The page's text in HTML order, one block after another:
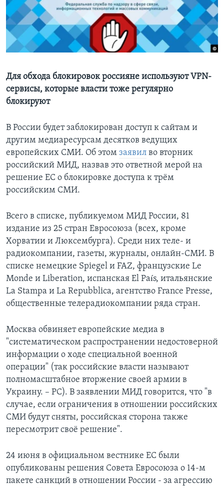
Learning English
СОЦИАЛЬНЫЕ СЕТИ
Языки
Для обхода блокировок россияне используют VPN-
сервисы, которые власти тоже регулярно
блокируют
В России будет заблокирован доступ к сайтам и
другим медиаресурсам десятков ведущих
европейских СМИ. Об этом заявил во вторник
российский МИД, назвав это ответной мерой на
решение ЕС о блокировке доступа к трём
российским СМИ.
Всего в списке, публикуемом МИД России, 81
издание из 25 стран Евросоюза (всех, кроме
Хорватии и Люксембурга). Среди них теле- и
радиокомпании, газеты, журналы, онлайн-СМИ. В
списке немецкие Spiegel и FAZ, французские Le
Monde и Liberation, испанская El País, итальянские
La Stampa и La Repubblica, агентство France Presse,
общественные телерадиокомпании ряда стран.
Москва обвиняет европейские медиа в
"систематическом распространении недостоверной
информации о ходе специальной военной
операции" (так российские власти называют
полномасштабное вторжение своей армии в
Украину. – РС). В заявлении МИД говорится, что "в
случае, если ограничения в отношении российских
СМИ будут сняты, российская сторона также
пересмотрит своё решение".
24 июня в официальном вестнике ЕС были
опубликованы решения Совета Евросоюза о 14-м
пакете санкций в отношении России - за агрессию